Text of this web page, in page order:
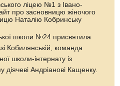
ліцею №1 з Івано-
про засновницю жіночого
Наталію Кобринську
школи №24 присвятила
Кобилянській, команда
школи-інтернату із
Андріанові Кащенку.